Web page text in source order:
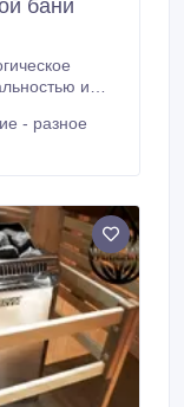
бани
в частных,
банях,
- разное